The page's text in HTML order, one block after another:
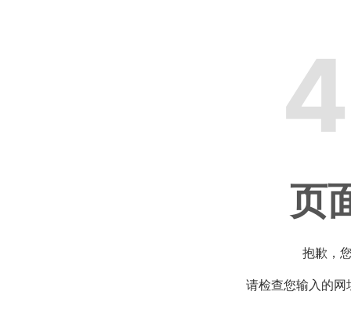
页
抱歉，
请检查您输入的